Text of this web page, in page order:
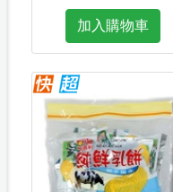
加入購物車